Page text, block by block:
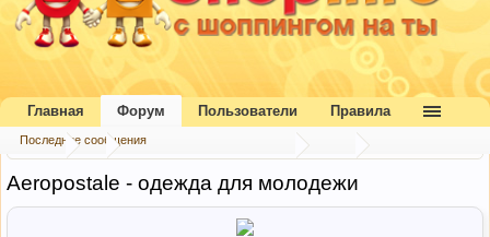
Форум ... Каталог интернет-магазинов
Aeropostale - одежда для молодежи
Главная Форум
Последние сообщения
Пользователи Правила